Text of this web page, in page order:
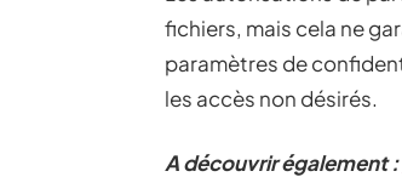
fichiers, mais cela ne
paramètres de
les accès non désirés.
A découvrir également :